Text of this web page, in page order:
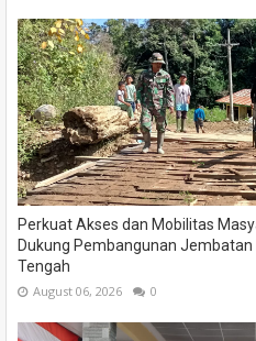
Perkuat Akses dan Mobilitas
Dukung Pembangunan
Tengah
August 06, 2026 0